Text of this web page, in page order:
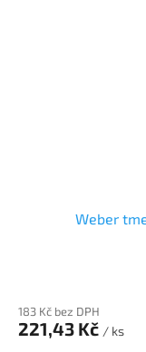
Weber
183 Kč bez DPH
221,43 Kč / ks